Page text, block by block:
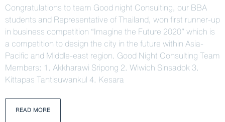
Congratulations to team Good night Consulting, our BBA
students and Representative of Thailand, won first runner-up
in business competition “Imagine the Future 2020” which is
a competition to design the city in the future within Asia-
Pacific and Middle-east region. Good Night Consulting Team
Members: 1. Akkharawi Sripong 2. Wiwich Sinsadok 3.
Kittapas Tantisuwankul 4. Kesara
READ MORE